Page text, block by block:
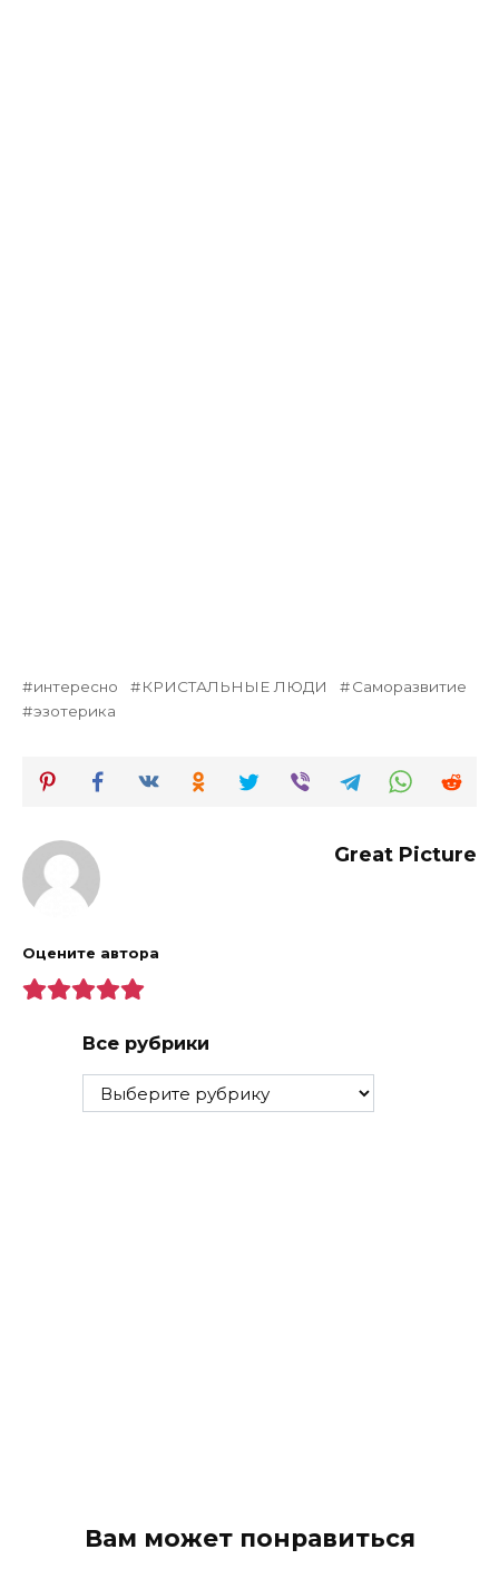
интересно КРИСТАЛЬНЫЕ ЛЮДИ
Саморазвитие
эзотерика
Great Picture
Оцените автора
Все рубрики
Все
рубрики
Вам может понравиться